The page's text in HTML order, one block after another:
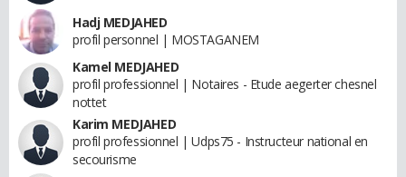
Hadj MEDJAHED
profil personnel | MOSTAGANEM
Kamel MEDJAHED
profil professionnel | Notaires - Etude aegerter chesnel
nottet
Karim MEDJAHED
profil professionnel | Udps75 - Instructeur national en
secourisme